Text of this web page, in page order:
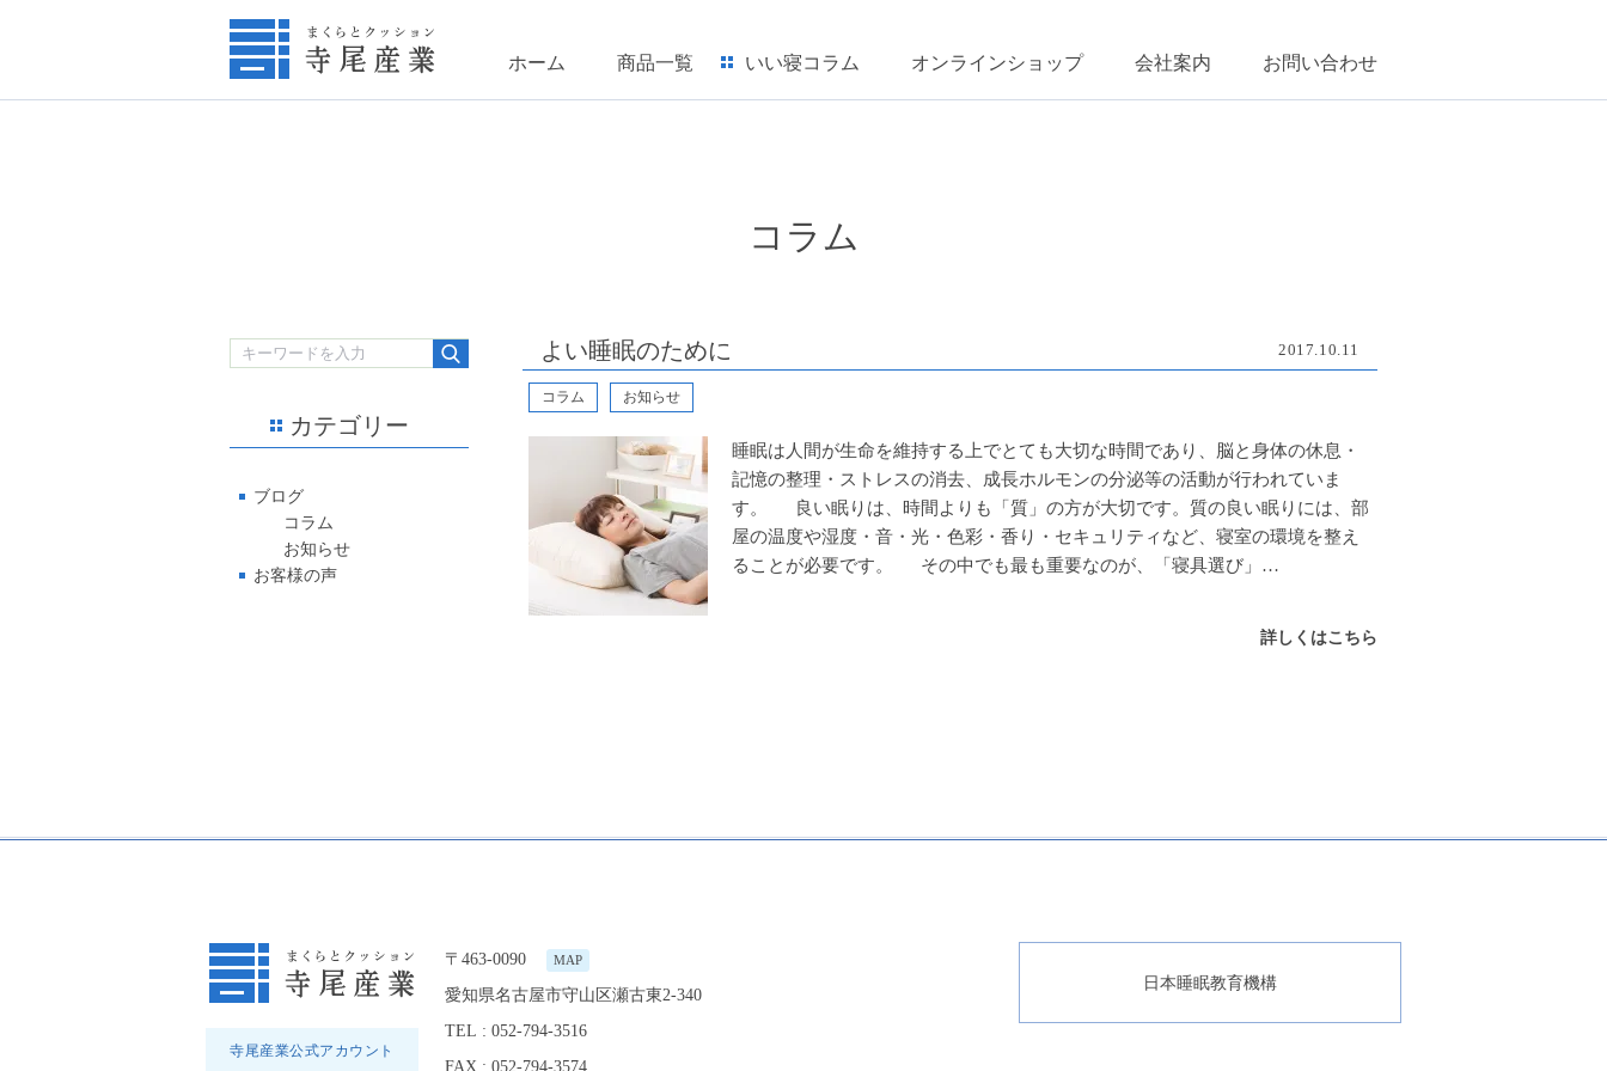
ホーム 商品一覧 いい寝コラム オンラインショップ 会社案内 お問い合わせ
コラム
よい睡眠のために 2017.10.11
コラム お知らせ
睡眠は人間が生命を維持する上でとても大切な時間であり、脳と身体の休息・
記憶の整理・ストレスの消去、成長ホルモンの分泌等の活動が行われていま
す。 良い眠りは、時間よりも「質」の方が大切です。質の良い眠りには、部
屋の温度や湿度・音・光・色彩・香り・セキュリティなど、寝室の環境を整え
ることが必要です。 その中でも最も重要なのが、「寝具選び」…
詳しくはこちら
カテゴリー
ブログ
コラム
お知らせ
お客様の声
寺尾産業公式アカウント
〒463-0090 MAP
愛知県名古屋市守山区瀬古東2-340
TEL : 052-794-3516
FAX : 052-794-3574
日本睡眠教育機構